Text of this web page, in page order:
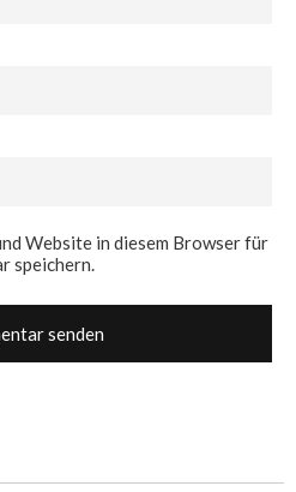
Website in diesem Browser für
speichern.